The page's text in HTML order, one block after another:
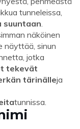
tunneleissa,
suuntaan
näköinen
näyttää, sinun
jotka
tekevät
tärinälleja
tunnissa.